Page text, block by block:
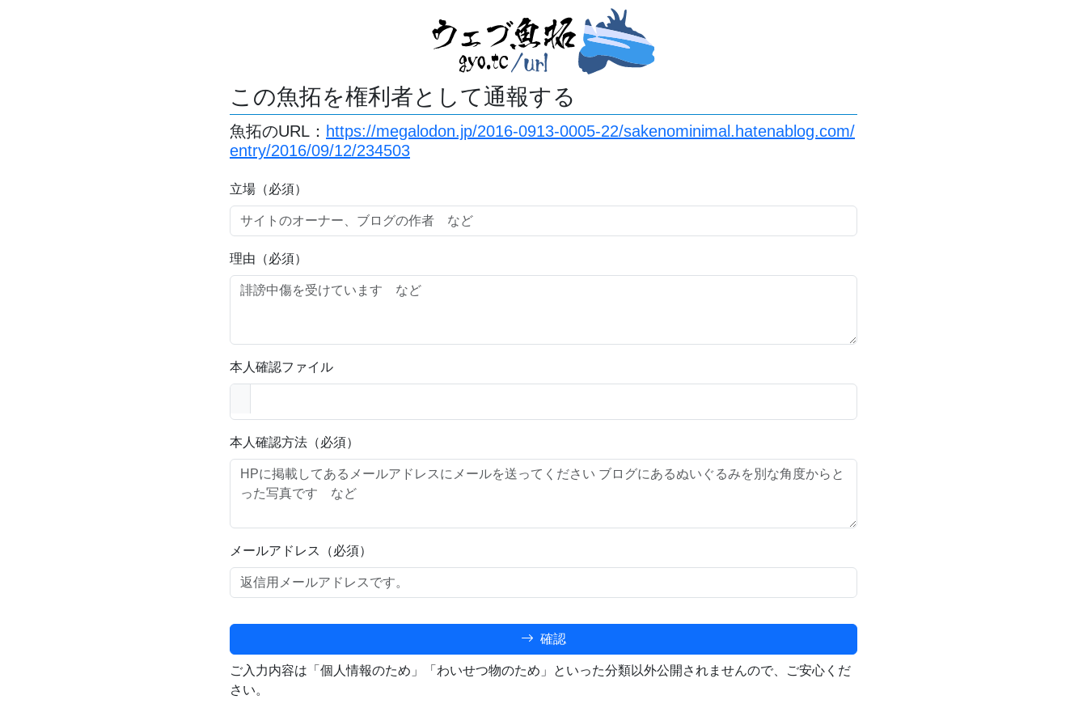
この魚拓を権利者として通報する
魚拓のURL： https://megalodon.jp/2016-0913-0005-22/sakenominimal.hatenablog.com/
entry/2016/09/12/234503
立場（必須）
理由（必須）
本人確認ファイル
本人確認方法（必須）
メールアドレス（必須）
確認
ご入力内容は「個人情報のため」「わいせつ物のため」といった分類以外公開されませんので、ご安心くだ
さい。